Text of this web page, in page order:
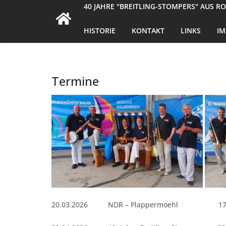
40 JAHRE "BREITLING-STOMPERS" AUS
HISTORIE KONTAKT LINKS
Termine
20.03.2026 NDR – Plappermoehl 17:00